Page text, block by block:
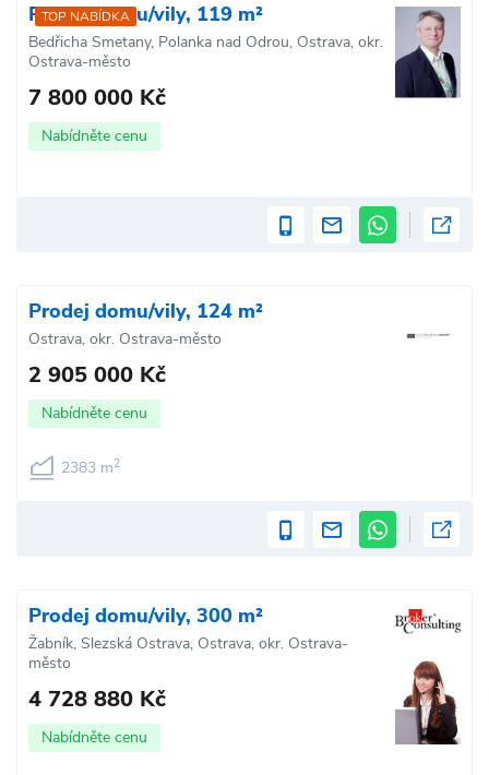
TOP NABÍDKA
Prodej domu/vily, 119 m²
Bedřicha Smetany, Polanka nad Odrou, Ostrava, okr.
Ostrava-město
7 800 000 Kč
Nabídněte cenu
Prodej domu/vily, 124 m²
Ostrava, okr. Ostrava-město
2 905 000 Kč
Nabídněte cenu
2383 m2
Prodej domu/vily, 300 m²
Žabník, Slezská Ostrava, Ostrava, okr. Ostrava-
město
4 728 880 Kč
Nabídněte cenu